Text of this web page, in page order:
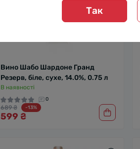
Вино Шабо Шардоне Гранд
Резерв, біле, сухе, 14.0%, 0.75 л
В наявності
0
689 ₴ -13%
599 ₴
Так